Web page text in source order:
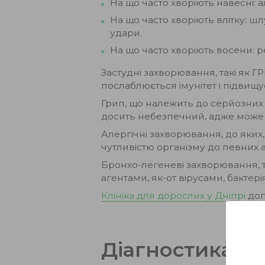
На що часто хворіють навесні:
На що часто хворіють влітку:
удари.
На що часто хворіють восени:
Застудні захворювання, такі як
послаблюється імунітет і
Грип, що належить до серйозних
досить небезпечний, адже може
Алергічні захворювання, до
чутливістю організму до певних
Бронхо-легеневі захворювання,
агентами, як-от вірусами,
Клініка для дорослих у Дніпрі
Діагностика